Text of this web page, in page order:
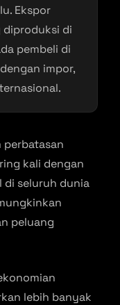
Ekspor
diproduksi di
pembeli di
impor,
perbatasan
kali dengan
di seluruh dunia
peluang
lebih banyak